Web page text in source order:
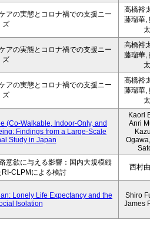
アの実態とコロナ禍での支援ニー
ズ
高橋裕
藤瑠華,
太
アの実態とコロナ禍での支援ニー
ズ
高橋裕
藤瑠華,
太
アの実態とコロナ禍での支援ニー
ズ
高橋裕
藤瑠華,
太
(Co-Walkable, Indoor-Only, and
Findings from a Large-Scale
Study in Japan
Kaori
Anri
意欲に与える影響：国内大規模縦
CLPMによる検討
西村
Lonely Life Expectancy and the
Isolation
Shiro
James